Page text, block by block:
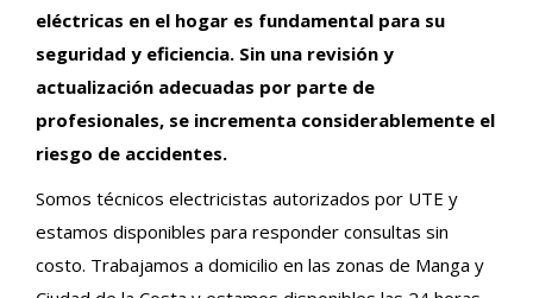
eléctricas en el hogar es fundamental para su
seguridad y eficiencia. Sin una revisión y
actualización adecuadas por parte de
profesionales, se incrementa considerablemente el
riesgo de accidentes.
Somos técnicos electricistas autorizados por UTE y
estamos disponibles para responder consultas sin
costo. Trabajamos a domicilio en las zonas de Manga y